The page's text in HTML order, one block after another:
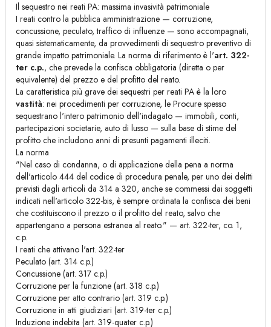
Il sequestro nei reati PA: massima invasività patrimoniale
I reati contro la pubblica amministrazione — corruzione,
concussione, peculato, traffico di influenze — sono accompagnati,
quasi sistematicamente, da provvedimenti di sequestro preventivo di
grande impatto patrimoniale. La norma di riferimento è l'art. 322-
ter c.p., che prevede la confisca obbligatoria (diretta o per
equivalente) del prezzo e del profitto del reato.
La caratteristica più grave dei sequestri per reati PA è la loro
vastità: nei procedimenti per corruzione, le Procure spesso
sequestrano l'intero patrimonio dell'indagato — immobili, conti,
partecipazioni societarie, auto di lusso — sulla base di stime del
profitto che includono anni di presunti pagamenti illeciti.
La norma
"Nel caso di condanna, o di applicazione della pena a norma
dell'articolo 444 del codice di procedura penale, per uno dei delitti
previsti dagli articoli da 314 a 320, anche se commessi dai soggetti
indicati nell'articolo 322-bis, è sempre ordinata la confisca dei beni
che costituiscono il prezzo o il profitto del reato, salvo che
appartengano a persona estranea al reato." — art. 322-ter, co. 1,
c.p.
I reati che attivano l'art. 322-ter
Peculato (art. 314 c.p.)
Concussione (art. 317 c.p.)
Corruzione per la funzione (art. 318 c.p.)
Corruzione per atto contrario (art. 319 c.p.)
Corruzione in atti giudiziari (art. 319-ter c.p.)
Induzione indebita (art. 319-quater c.p.)